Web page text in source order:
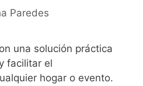
Paredes
una solución práctica
facilitar el
hogar o evento.